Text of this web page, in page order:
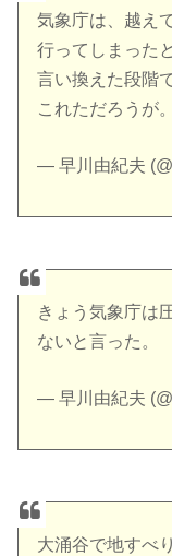
気象庁は、越え
行ってしまった
言い換えた段階
これただろうが
— 早川由紀夫
きょう気象庁は
ないと言った。
— 早川由紀夫
大涌谷で地すべ